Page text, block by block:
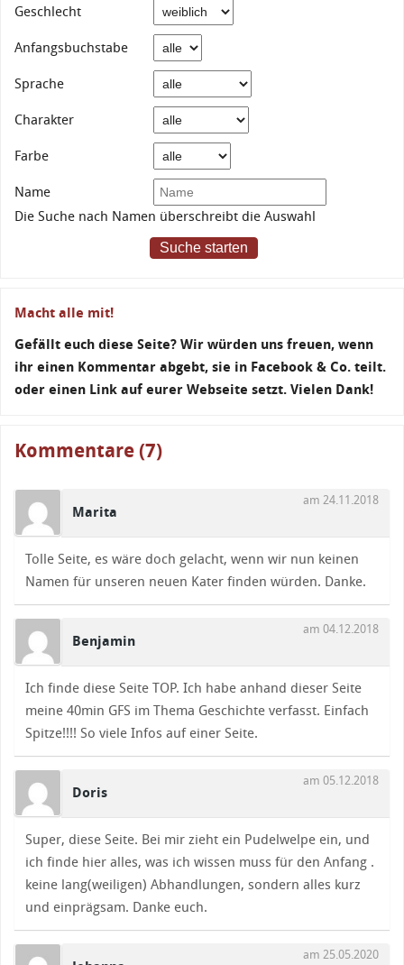
Geschlecht
Anfangsbuchstabe
Sprache
Charakter
Farbe
Name
Die Suche nach Namen überschreibt die Auswahl
Suche starten
Macht alle mit!
Gefällt euch diese Seite? Wir würden uns freuen, wenn
ihr einen Kommentar abgebt, sie in Facebook & Co. teilt.
oder einen Link auf eurer Webseite setzt. Vielen Dank!
Kommentare (7)
Marita
am 24.11.2018
Tolle Seite, es wäre doch gelacht, wenn wir nun keinen
Namen für unseren neuen Kater finden würden. Danke.
Benjamin
am 04.12.2018
Ich finde diese Seite TOP. Ich habe anhand dieser Seite
meine 40min GFS im Thema Geschichte verfasst. Einfach
Spitze!!!! So viele Infos auf einer Seite.
Doris
am 05.12.2018
Super, diese Seite. Bei mir zieht ein Pudelwelpe ein, und
ich finde hier alles, was ich wissen muss für den Anfang .
keine lang(weiligen) Abhandlungen, sondern alles kurz
und einprägsam. Danke euch.
am 25.05.2020